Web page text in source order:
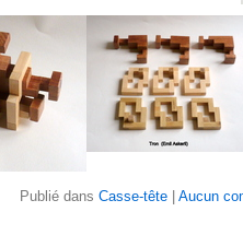
Publié dans Casse-tête Aucun